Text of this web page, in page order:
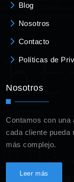
Blog
Nosotros
Contacto
Políticas de
Nosotros
Contamos con una
cada cliente pueda
más complejo.
Leer más